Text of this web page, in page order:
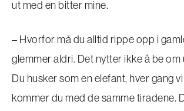
ut med en bitter mine.
– Hvorfor må du alltid rippe opp i
glemmer aldri. Det nytter ikke å be om
Du husker som en elefant, hver gang
kommer du med de samme tiradene.